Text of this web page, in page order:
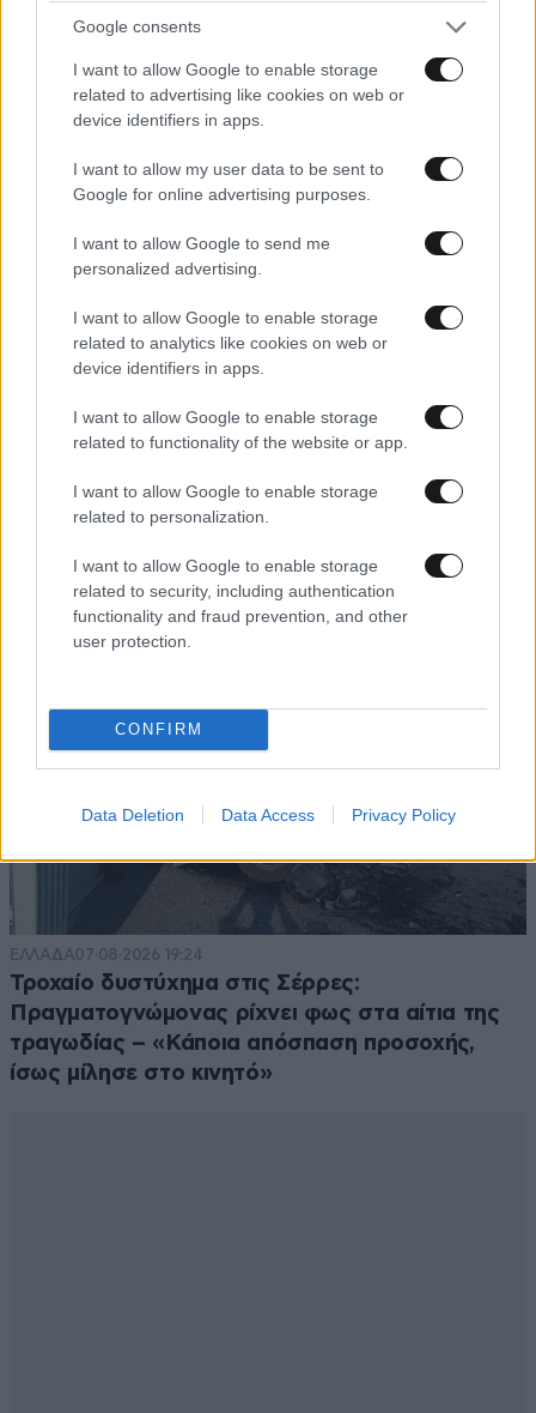
Google consents
I want to allow Google to enable storage
related to advertising like cookies on web or
device identifiers in apps.
I want to allow my user data to be sent to
Google for online advertising purposes.
I want to allow Google to send me
personalized advertising.
I want to allow Google to enable storage
related to analytics like cookies on web or
device identifiers in apps.
I want to allow Google to enable storage
related to functionality of the website or app.
I want to allow Google to enable storage
related to personalization.
I want to allow Google to enable storage
related to security, including authentication
functionality and fraud prevention, and other
user protection.
CONFIRM
Data Deletion Data Access Privacy Policy
Ναι 29·06·2023 17:33
Γιατί ήθελε να κρατάει (ποιός ξέρει γιατι) τη σχέση
του μυστική μέχρι εκείνη τη στιγμή σε σημείο
Απαντήστε
TRENDING
ΕΛΛΑΔΑ07·08·2026 19:24
Τροχαίο δυστύχημα στις Σέρρες:
Πραγματογνώμονας ρίχνει φως στα αίτια της
τραγωδίας – «Κάποια απόσπαση προσοχής,
ίσως μίλησε στο κινητό»